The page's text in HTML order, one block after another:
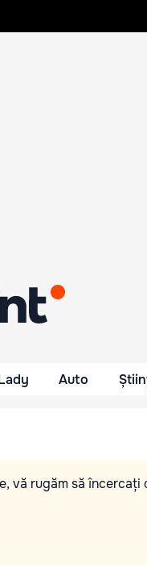
Auto
vă rugăm să încercați